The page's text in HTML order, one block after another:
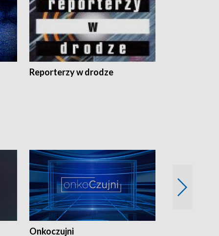
Reporterzy w drodze
Onkoczujni